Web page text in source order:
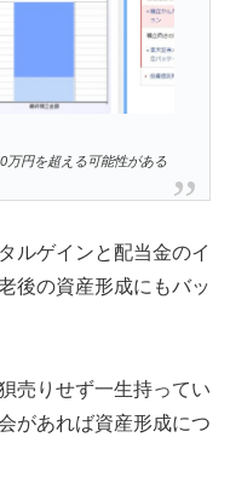
万円を超える可能性がある
ルゲインと配当金のイ
後の資産形成にもバッ
売りせず一生持ってい
があれば資産形成につ